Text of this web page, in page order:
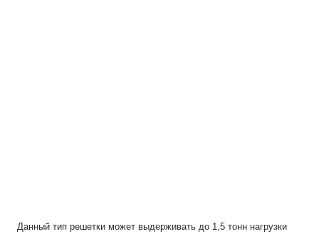
Данный тип решетки может выдерживать до 1,5 тонн нагрузки